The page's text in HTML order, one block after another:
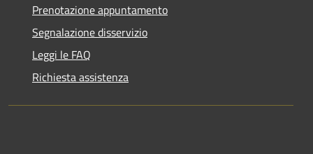
Prenotazione appuntamento
Segnalazione disservizio
Leggi le FAQ
Richiesta assistenza